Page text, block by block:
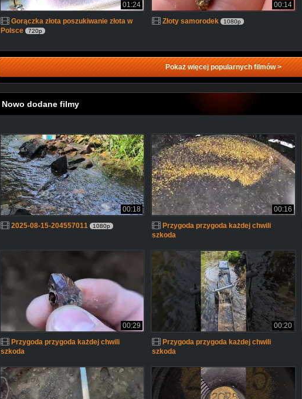
01:24
Gorączka złota poszukiwanie złota w
Polsce
720p
00:14
Złoty samorodek
1080p
Pokaż więcej popularnych filmów >
Nowo dodane filmy
00:18
2025-08-15-204557011
1080p
00:16
Przygoda przygoda każdej chwili
szkoda
00:29
Przygoda przygoda każdej chwili
szkoda
00:20
Przygoda przygoda każdej chwili
szkoda